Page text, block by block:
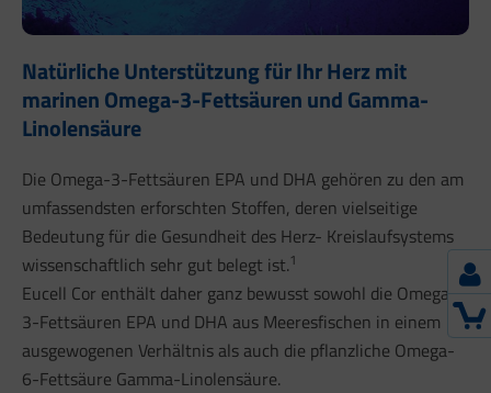
Natürliche Unterstützung für Ihr Herz mit
marinen Omega-3-Fettsäuren und Gamma-
Linolensäure
Die Omega-3-Fettsäuren EPA und DHA gehören zu den am
umfassendsten erforschten Stoffen, deren vielseitige
Bedeutung für die Gesundheit des Herz- Kreislaufsystems
wissenschaftlich sehr gut belegt ist.1
Eucell Cor enthält daher ganz bewusst sowohl die Omega-
3-Fettsäuren EPA und DHA aus Meeresfischen in einem
ausgewogenen Verhältnis als auch die pflanzliche Omega-
6-Fettsäure Gamma-Linolensäure.